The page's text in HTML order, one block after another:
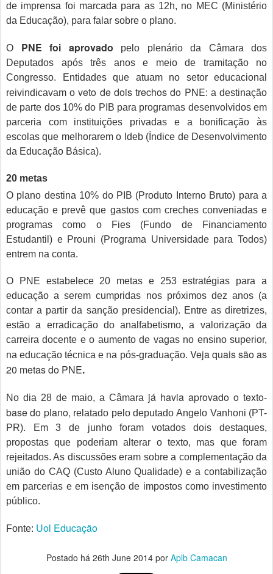
de imprensa foi marcada para as 12h, no MEC (Ministério
da Educação), para falar sobre o plano.
O PNE foi aprovado pelo plenário da Câmara dos
Deputados após três anos e meio de tramitação no
Congresso. Entidades que atuam no setor educacional
reivindicavam oveto de dois trechos do PNE: a destinação
de parte dos 10% do PIB para programas desenvolvidos em
parceria com instituições privadas e a bonificação às
escolas que melhorarem o Ideb (Índice de Desenvolvimento
da Educação Básica).
20 metas
O plano destina 10% do PIB (Produto Interno Bruto) para a
educação e prevê que gastos com creches conveniadas e
programas como o Fies (Fundo de Financiamento
Estudantil) e Prouni (Programa Universidade para Todos)
entrem na conta.
O PNE estabelece 20 metas e 253 estratégias para a
educação a serem cumpridas nos próximos dez anos (a
contar a partir da sanção presidencial). Entre as diretrizes,
estão a erradicação do analfabetismo, a valorização da
carreira docente e o aumento de vagas no ensino superior,
na educação técnica e na pós-graduação. Veja quais são as
20 metas do PNE.
No dia 28 de maio, a Câmara já havia aprovado o texto-
base do plano, relatado pelo deputadoAngelo Vanhoni (PT-
PR). Em 3 de junho foram votados dois destaques,
propostas que poderiam alterar o texto, mas que foram
rejeitados. As discussões eram sobre a complementação da
união do CAQ (Custo Aluno Qualidade) e a contabilização
em parcerias e em isenção de impostos como investimento
público.
Fonte: Uol Educação
Postado há 26th June 2014por Aplb Camacan